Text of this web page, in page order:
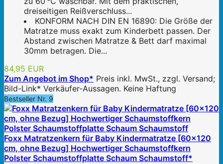
dreiseitigen Reißverschluss...
KONFORM NACH DIN EN 16890: Die Größe der
Matratze muss exakt zum Kinderbett passen. Der
Abstand zwischen Matratze & Bett darf maximal
30mm betragen. Die...
84,95 EUR
Zum Angebot im Shop* Preis inkl. MwSt., zzgl. Versand;
Bild-Link* Verkäufer-Aussagen. Keine Haftung
Bestseller Nr. 9
Foxx Matratzenkern für Baby Kindermatratze [60x120
cm, ohne Bezug] Hochwertiger Schaumstoffkern
Polster Schaumstoffplatte Schaum Schaumstoff*